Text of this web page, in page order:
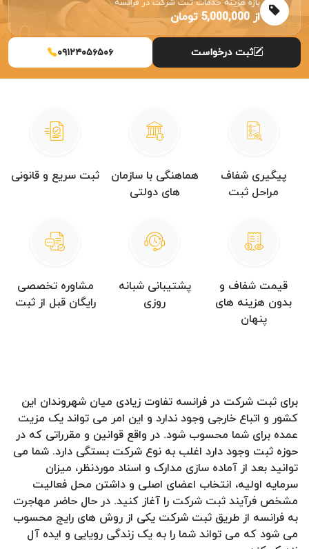
از 5,000,000 تومان
ثبت درخواست ۰۹۱۲۴۰۵۶۵۰۶
پیگیری شفاف
مراحل ثبت
هماهنگی با سازمان
های دولتی
ثبت سریع و قانونی
قیمت شفاف و
بدون هزینه های
پنهان
پشتیبانی شبانه
روزی
مشاوره تخصصی
رایگان قبل از ثبت
برای ثبت شرکت در فرانسه تفاوت زیادی میان شهروندان این
کشور و اتباع خارجی وجود ندارد و این امر می تواند یک مزیت
عمده برای شما محسوب شود. در واقع قوانین و مقرراتی که در
حوزه ثبت وجود دارد اغلب به نوع شرکت بستگی دارد. شما می
توانید بعد از آماده سازی مدارک و اسناد موردنظر، میزان
سرمایه اولیه، انتخاب اعضای اصلی و داشتن محل فعالیت
مشخص فرآیند ثبت شرکت را آغاز کنید. در حال حاضر مهاجرت
به فرانسه از طریق ثبت شرکت یکی از روش های رایج محسوب
می شود که می تواند شما را به یک زندگی رویایی و ایده آل